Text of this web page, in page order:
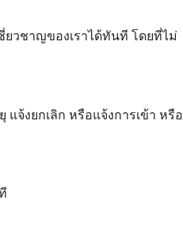
วชาญของเราได้ทันที โดยที่ไม่
จ้งยกเลิก หรือแจ้งการเข้า หรือ